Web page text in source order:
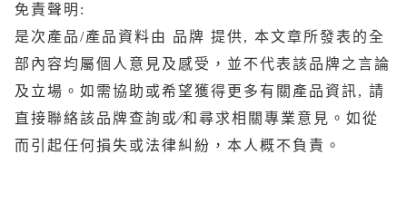
免責聲明:
是次產品/產品資料由 品牌 提供, 本文章所發表的全
部內容均屬個人意見及感受，並不代表該品牌之言論
及立場。如需協助或希望獲得更多有關產品資訊, 請
直接聯絡該品牌查詢或∕和尋求相關專業意見。如從
而引起任何損失或法律糾紛，本人概不負責。